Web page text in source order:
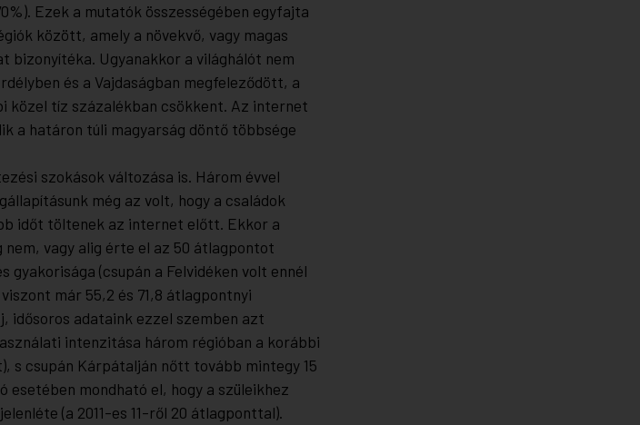
Ezek a mutatók összességében egyfajta
között, amely a növekvő, vagy magas
bizonyítéka. Ugyanakkor a világhálót nem
és a Vajdaságban megfeleződött, a
közel tíz százalékban csökkent. Az internet
a határon túli magyarság döntő többsége
szokások változása is. Három évvel
még az volt, hogy a családok
időt töltenek az internet előtt. Ekkor a
vagy alig érte el az 50 átlagpontot
(csupán a Felvidéken volt ennél
már 55,2 és 71,8 átlagpontnyi
idősoros adataink ezzel szemben azt
intenzitása három régióban a korábbi
s csupán Kárpátalján nőtt tovább mintegy 15
mondható el, hogy a szüleikhez
(a 2011-es 11-ről 20 átlagponttal).